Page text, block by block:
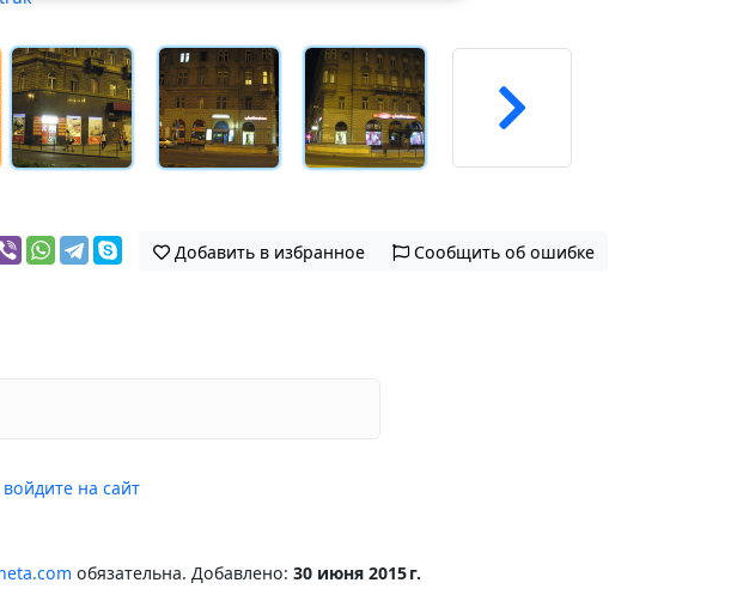
Добавить в избранное Сообщить об ошибке
войдите на сайт
обязательна. Добавлено: 30 июня 2015 г.